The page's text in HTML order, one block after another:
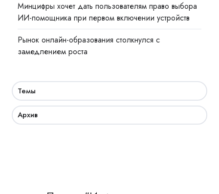
Минцифры хочет дать пользователям право выбора
ИИ-помощника при первом включении устройств
Рынок онлайн-образования столкнулся с
замедлением роста
Темы
Архив